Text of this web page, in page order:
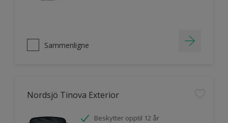
Sammenligne
Nordsjö Tinova Exterior
Beskytter opptil 12 år